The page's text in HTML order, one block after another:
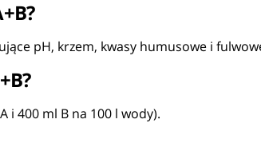
pH, krzem, kwasy humusowe i
i 400 ml B na 100 l wody).